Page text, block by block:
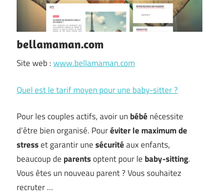
bellamaman.com
Site web :www.bellamaman.com
Quel est le tarif moyen pour une baby-sitter ?
Pour les couples actifs, avoir un bébé nécessite
d’être bien organisé. Pouréviter le maximum de
stresset garantir unesécuritéaux enfants,
beaucoup de parentsoptent pour le baby-sitting.
Vous êtes un nouveau parent ? Vous souhaitez
recruter …